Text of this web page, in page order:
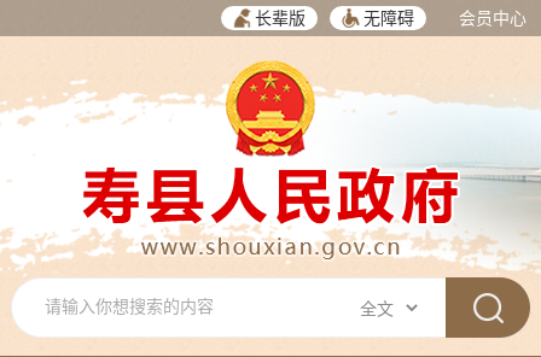
长辈版 无障碍 会员中心